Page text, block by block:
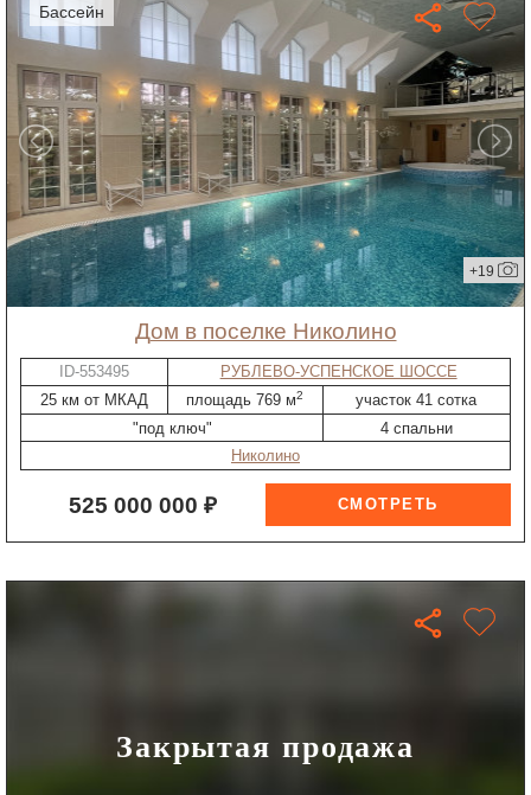
бассейн
+19
дом в поселке Николино
ID-553495
РУБЛЕВО-УСПЕНСКОЕ ШОССЕ
25 км от МКАД
площадь 769 м2
участок 41 сотка
"под ключ"
4 спальни
Николино
525 000 000 ₽
Закрытая продажа